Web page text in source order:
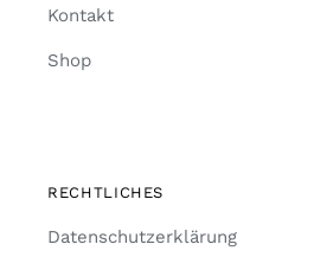
Kontakt
Shop
RECHTLICHES
Datenschutzerklärung